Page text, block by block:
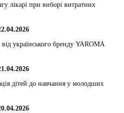
лікарі при виборі витратних
українського бренду YAROMA
дітей до навчання у молодших